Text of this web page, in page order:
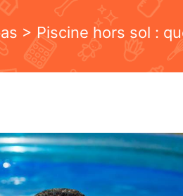
> Piscine hors sol :